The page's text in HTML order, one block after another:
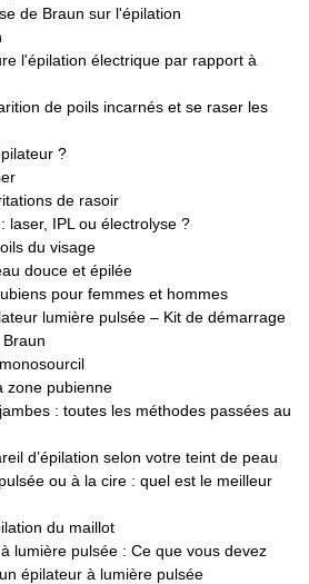
de Braun sur l'épilation
l'épilation électrique par rapport à
de poils incarnés et se raser les
?
de rasoir
laser, IPL ou électrolyse ?
du visage
douce et épilée
pour femmes et hommes
lumière pulsée – Kit de démarrage
zone pubienne
: toutes les méthodes passées au
d’épilation selon votre teint de peau
ou à la cire : quel est le meilleur
du maillot
lumière pulsée : Ce que vous devez
épilateur à lumière pulsée